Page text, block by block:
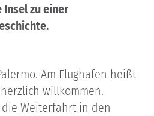
Insel zu einer
Am Flughafen heißt
willkommen.
Weiterfahrt in den